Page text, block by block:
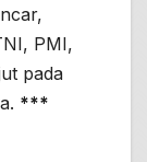
PMI,
pada
***